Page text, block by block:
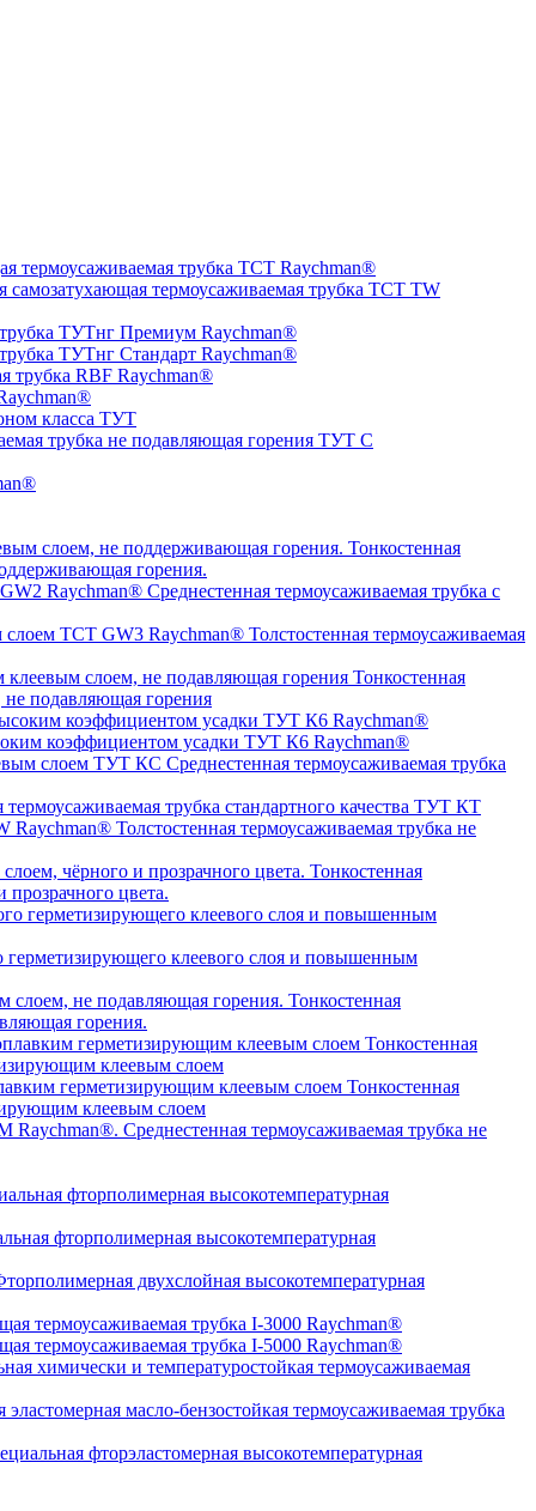
термоусаживаемая трубка ТCT Raychman®
самозатухающая термоусаживаемая трубка ТCT TW
ТУТнг Премиум Raychman®
ТУТнг Стандарт Raychman®
трубка RBF Raychman®
класса ТУТ
трубка не подавляющая горения ТУТ С
Тонкостенная
горения.
Среднестенная термоусаживаемая трубка c
Толстостенная термоусаживаемая
Тонкостенная
подавляющая горения
коэффициентом усадки ТУТ К6 Raychman®
Среднестенная термоусаживаемая трубка
термоусаживаемая трубка стандартного качества ТУТ КТ
Толстостенная термоусаживаемая трубка не
Тонкостенная
цвета.
герметизирующего клеевого слоя и повышенным
Тонкостенная
горения.
Тонкостенная
клеевым слоем
Тонкостенная
клеевым слоем
Среднестенная термоусаживаемая трубка не
фторполимерная высокотемпературная
фторполимерная высокотемпературная
двухслойная высокотемпературная
термоусаживаемая трубка I-3000 Raychman®
термоусаживаемая трубка I-5000 Raychman®
химически и температуростойкая термоусаживаемая
масло-бензостойкая термоусаживаемая трубка
фторэластомерная высокотемпературная